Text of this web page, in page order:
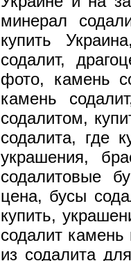
минерал
купить
содалит,
фото, камень
камень
содалитом,
содалита, где
украшения,
содалитовые
цена, бусы
купить,
содалит камень
из содалита